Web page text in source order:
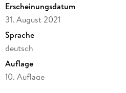
Filter und Effekte
Raw und HDR
Ausgabe für Druck, Web und
Inhaltsverzeichnis
Erscheinungsdatum
31. August 2021
Sprache
deutsch
Auflage
10. Auflage